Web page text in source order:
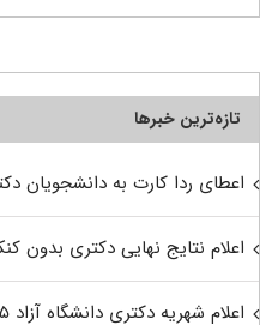
تازه‌ترین خبرها
اعطای ردا کارت به دانشجویان دکتری
اعلام نتایج نهایی دکتری بدون
اعلام شهریه دکتری دانشگاه آزاد ۱۴۰۵